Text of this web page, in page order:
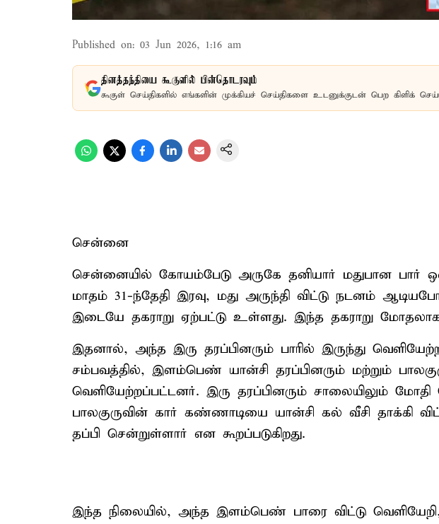
Published on: 03 Jun 2026, 1:16 am
தினத்தந்தியை கூகுளில் பின்தொடரவும்
கூகுள் செய்திகளில் எங்களின் முக்கியச் செய்திகளை உடனுக்குடன் பெற கிளிக்
சென்னை
சென்னையில் கோயம்பேடு அருகே தனியார் மதுபான பார்
மாதம் 31-ந்தேதி இரவு, மது அருந்தி விட்டு நடனம்
இடையே தகராறு ஏற்பட்டு உள்ளது. இந்த தகராறு மோதலாக
இதனால், அந்த இரு தரப்பினரும் பாரில் இருந்து
சம்பவத்தில், இளம்பெண் யான்சி தரப்பினரும் மற்றும்
வெளியேற்றப்பட்டனர். இரு தரப்பினரும் சாலையிலும்
பாலகுருவின் கார் கண்ணாடியை யான்சி கல் வீசி தாக்கி
தப்பி சென்றுள்ளார் என கூறப்படுகிறது.
இந்த நிலையில், அந்த இளம்பெண் பாரை விட்டு